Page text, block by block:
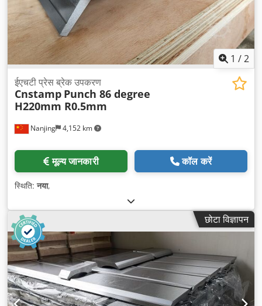
1 /2
Nanjing 4,152 km
ईएचटी प्रेस ब्रेक उपकरण
Cnstamp Punch 86 degree
H220mm R0.5mm
मूल्य जानकारी कॉल करें
स्थिति:नया,
छोटा विज्ञापन